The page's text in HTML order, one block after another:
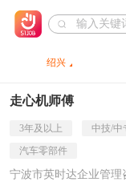
绍兴
走心机师傅
3年及以上 中技/中
汽车零部件
宁波市英时达企业管理